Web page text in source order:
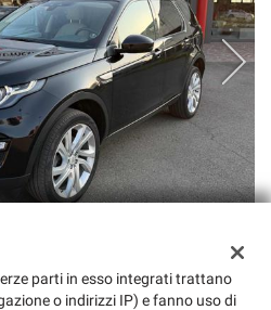
2.2 TD4 HSE
parti in esso integrati trattano
o indirizzi IP) e fanno uso di